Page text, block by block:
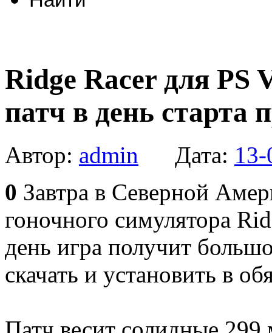
Ridge Racer для PS
патч в день старта
Автор: admin Дата:
0 Завтра в Северной
гоночного симулятора
день игра получит
скачать и установить в